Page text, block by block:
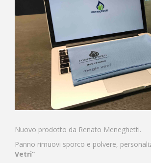
Nuovo prodotto da Renato Meneghetti.
Panno rimuovi sporco e polvere,
Vetri”